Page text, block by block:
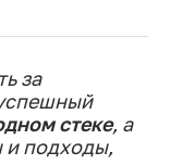
за
стеке, а
и подходы,